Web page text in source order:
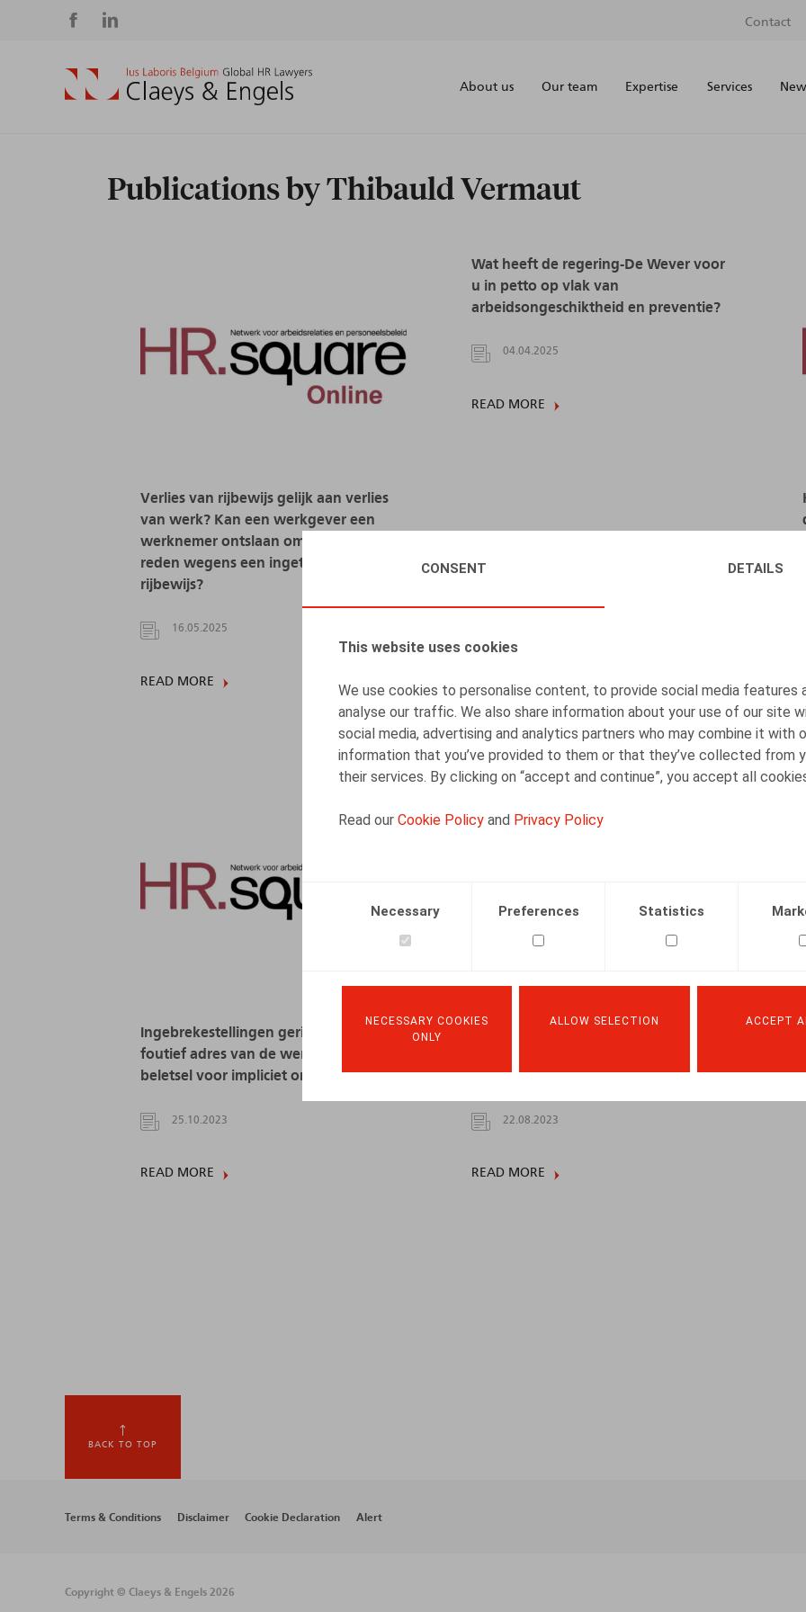
CONSENT DETAILS
This website uses cookies
We use cookies to personalise content, to provide social media features
analyse our traffic. We also share information about your use of our site
social media, advertising and analytics partners who may combine it with
information that you’ve provided to them or that they’ve collected from
their services. By clicking on “accept and continue”, you accept all
Read our Cookie Policy and Privacy Policy
Necessary Preferences Statistics
NECESSARY COOKIES
ONLY
ALLOW SELECTION ACCEPT
Social
media
Contact
About us Our team Expertise Services
Publications by Thibauld Vermaut
Verlies van rijbewijs gelijk aan verlies
van werk? Kan een werkgever een
werknemer ontslaan om dringende
reden wegens een ingetrokken
rijbewijs?
16.05.2025
READ MORE
Wat heeft de regering-De Wever voor
u in petto op vlak van
arbeidsongeschiktheid en preventie?
04.04.2025
READ MORE
Ingebrekestellingen gericht naar een
foutief adres van de werknemer:
beletsel voor impliciet ontslag?
25.10.2023
READ MORE
nog prestaties levert?
22.08.2023
READ MORE
BACK TO TOP
Footer
Terms & Conditions Disclaimer Cookie Declaration Alert
Copyright © Claeys & Engels 2026